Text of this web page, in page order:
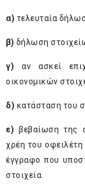
α) τελευταία
β) δήλωση
γ) αν ασκεί
οικονομικών
δ) κατάσταση του
ε) βεβαίωση της
χρέη του
έγγραφο που
στοιχεία.